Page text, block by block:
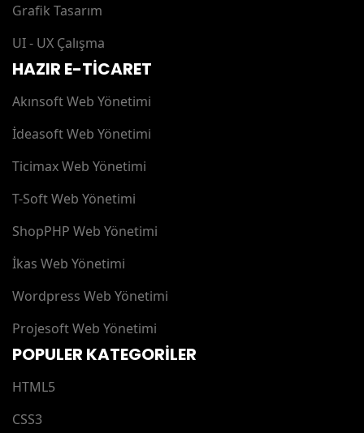
Grafik Tasarım
UI - UX Çalışma
HAZIR E-TİCARET
Akınsoft Web Yönetimi
İdeasoft Web Yönetimi
Ticimax Web Yönetimi
T-Soft Web Yönetimi
ShopPHP Web Yönetimi
İkas Web Yönetimi
Wordpress Web Yönetimi
Projesoft Web Yönetimi
POPULER KATEGORİLER
HTML5
CSS3